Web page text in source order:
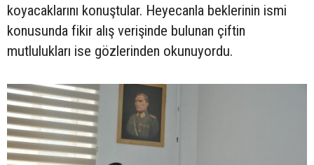
koyacaklarını konuştular. Heyecanla beklerinin ismi
konusunda fikir alış verişinde bulunan çiftin
mutlulukları ise gözlerinden okunuyordu.